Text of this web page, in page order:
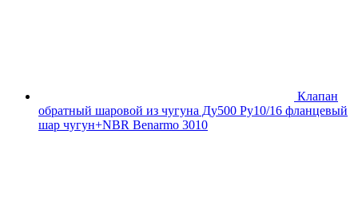
Клапан
обратный шаровой из чугуна Ду500 Ру10/16 фланцевый
шар чугун+NBR Benarmo 3010